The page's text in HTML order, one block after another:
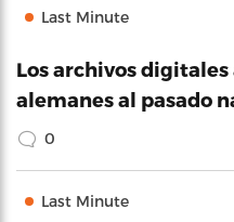
Last Minute
Los archivos
alemanes al pasado
0
Last Minute